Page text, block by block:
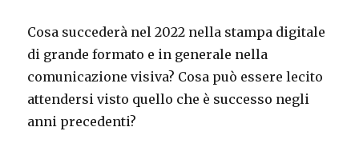
Cosa succederà nel 2022 nella stampa digitale
di grande formato e in generale nella
comunicazione visiva? Cosa può essere lecito
attendersi visto quello che è successo negli
anni precedenti?